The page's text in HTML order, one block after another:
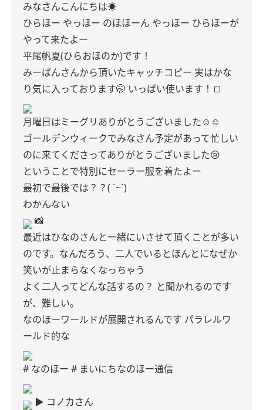
みなさんこんにちは☀️
ひらほー やっほー のほほーん やっほー ひらほーが
やって来たよー
平尾帆夏(ひらおほのか)です！
みーぱんさんから頂いたキャッチコピー 実はかな
り気に入っております🤭 いっぱい使います！🍞
月曜日はミーグリありがとうございました☺︎︎︎︎☺︎︎︎︎
ゴールデンウィークでみなさん予定があって忙しい
のに来てくださってありがとうございました😢
ということで特別にセーラー服を着たよー
最初で最後では？？( ´~`)
わかんない
📸
最近はひなのさんと一緒にいさせて頂くことが多い
のです。なんだろう、二人でいるとほんとになぜか
笑いが止まらなくなっちゃう
よく二人ってどんな話するの？ と聞かれるのです
が、難しい。
なのほーワールドが展開されるんです パラレルワ
ールド的な
# なのほー # まいにちなのほー通信
▶︎ コノカさん